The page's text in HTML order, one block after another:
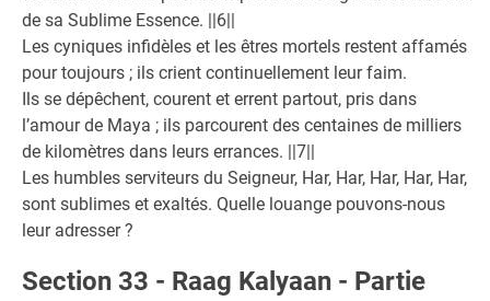
de sa Sublime Essence. ||6||
Les cyniques infidèles et les êtres mortels restent affamés
pour toujours ; ils crient continuellement leur faim.
Ils se dépêchent, courent et errent partout, pris dans
l’amour de Maya ; ils parcourent des centaines de milliers
de kilomètres dans leurs errances. ||7||
Les humbles serviteurs du Seigneur, Har, Har, Har, Har, Har,
sont sublimes et exaltés. Quelle louange pouvons-nous
leur adresser ?
Section 33 - Raag Kalyaan - Partie